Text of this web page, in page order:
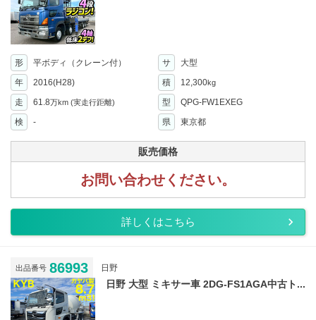
形 平ボディ（クレーン付） サ
大型
年
2016(H28) 積 12,300kg
走 61.8万km (実走行距離) 型
QPG-FW1EXEG
検
- 県 東京都
販売価格
お問い合わせください。
詳しくはこちら
出品番号 86993 日野
日野 大型 ミキサー車 2DG-FS1AGA中古ト...